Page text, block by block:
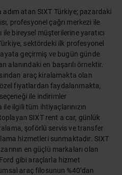
adım atan SIXT Türkiye; pazardaki
profesyonel çağrı merkezi ile
bireysel müşterilerine yaratıcı
sektördeki ilk profesyonel
geçirmiş ve bugün günde
alanındaki en başarılı örnektir.
araç kiralamakta olan
fiyatlardan faydalanmakta,
ile indirimler
ilgili tüm ihtiyaçlarınızın
SIXT rent a car, günlük
şoförlü servis ve transfer
hizmetleri sunmaktadır. SIXT
en güçlü markaları olan
gibi araçlarla hizmet
araç filosunun %40’dan